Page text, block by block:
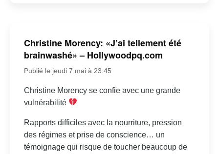
Christine Morency: «J’ai tellement été
brainwashé» – Hollywoodpq.com
Publié le jeudi 7 mai à 23:45
Christine Morency se confie avec une grande
vulnérabilité
Rapports difficiles avec la nourriture, pression
des régimes et prise de conscience… un
témoignage qui risque de toucher beaucoup de